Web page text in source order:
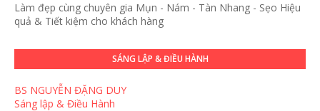
Làm đẹp cùng chuyên gia Mụn - Nám - Tàn Nhang - Sẹo Hiệu
quả & Tiết kiệm cho khách hàng
SÁNG LẬP & ĐIỀU HÀNH
BS NGUYỄN ĐẶNG DUY
Sáng lập & Điều Hành